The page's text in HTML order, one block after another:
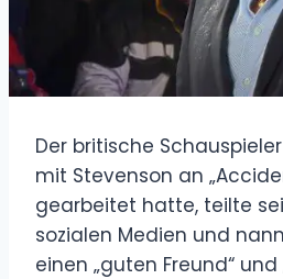
Der britische
mit Stevenson an
gearbeitet hatte, teilte
sozialen Medien und
einen „guten Freund“